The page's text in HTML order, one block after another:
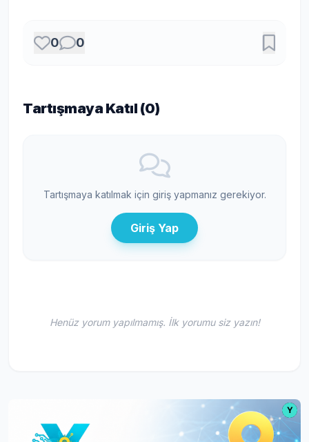
0 0
Tartışmaya Katıl (0)
Tartışmaya katılmak için giriş yapmanız gerekiyor.
Giriş Yap
Henüz yorum yapılmamış. İlk yorumu siz yazın!